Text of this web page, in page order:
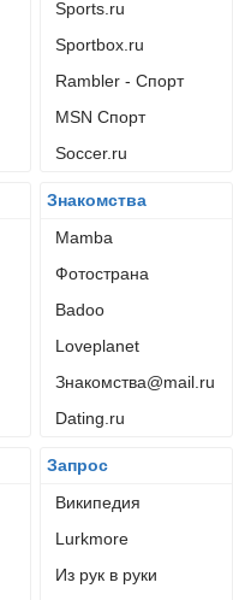
Sports.ru
Sportbox.ru
Rambler - Спорт
MSN Спорт
Soccer.ru
Знакомства
Mamba
Фотострана
Badoo
Loveplanet
Знакомства@mail.ru
Dating.ru
Запрос
Википедия
Lurkmore
Из рук в руки